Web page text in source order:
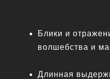
Блики и
волшебства и
Длинная